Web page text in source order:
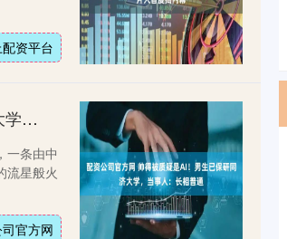
资平台
配资公司官方网 帅得被质疑是AI！男生已保研同济大学，当事人：长相普通
一条由中
流星般火
官方网